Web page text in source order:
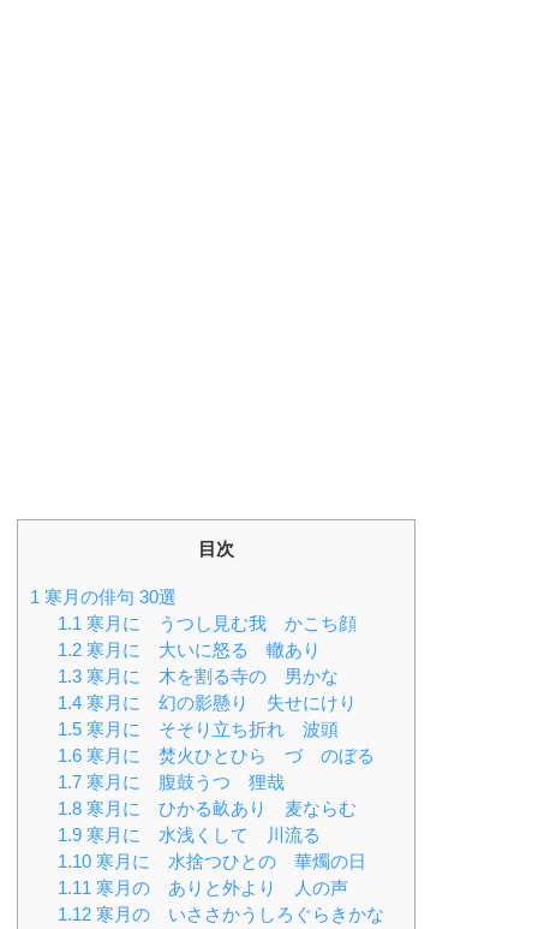
目次
1 寒月の俳句 30選
1.1 寒月に うつし見む我 かこち顔
1.2 寒月に 大いに怒る 轍あり
1.3 寒月に 木を割る寺の 男かな
1.4 寒月に 幻の影懸り 失せにけり
1.5 寒月に そそり立ち折れ 波頭
1.6 寒月に 焚火ひとひら づゝのぼる
1.7 寒月に 腹鼓うつ 狸哉
1.8 寒月に ひかる畝あり 麦ならむ
1.9 寒月に 水浅くして 川流る
1.10 寒月に 水捨つひとの 華燭の日
1.11 寒月の ありと外より 人の声
1.12 寒月の いささかうしろぐらきかな